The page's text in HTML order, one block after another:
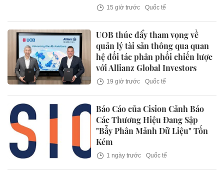
15 giờ trước Quốc tế
UOB thúc đẩy tham vọng về
quản lý tài sản thông qua quan
hệ đối tác phân phối chiến lược
với Allianz Global Investors
19 giờ trước Quốc tế
Báo Cáo của Cision Cảnh Báo
Các Thương Hiệu Đang Sập
"Bẫy Phân Mảnh Dữ Liệu" Tốn
Kém
1 ngày trước Quốc tế